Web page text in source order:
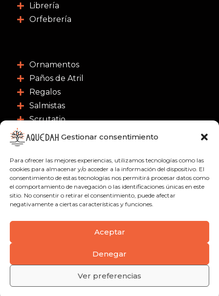
Gestionar consentimiento
Para ofrecer las mejores experiencias, utilizamos tecnologías como las
cookies para almacenar y/o acceder a la información del dispositivo. El
consentimiento de estas tecnologías nos permitirá procesar datos como
el comportamiento de navegación o las identificaciones únicas en este
sitio. No consentir o retirar el consentimiento, puede afectar
negativamente a ciertas características y funciones.
Aceptar
Denegar
Ver preferencias
Librería
Orfebrería
Ornamentos
Paños de Atril
Regalos
Salmistas
Scrutatio
CONTACTO
C/ Nuestra Señora de las Nieves 3, 46003 -
Valencia
963 91 18 21
622 51 01 09
info@aquedah.com
Política de privacidadCondiciones de compraEnvíos